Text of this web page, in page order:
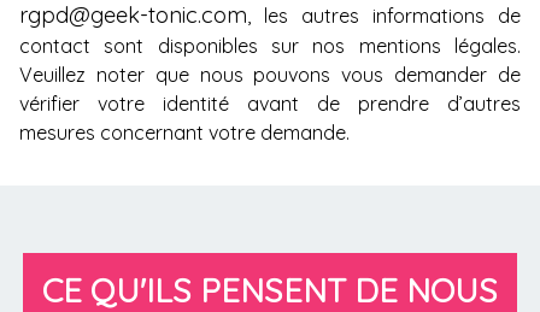
rgpd@geek-tonic.com, les autres informations de
contact sont disponibles sur nos mentions légales.
Veuillez noter que nous pouvons vous demander de
vérifier votre identité avant de prendre d’autres
mesures concernant votre demande.
CE QU'ILS PENSENT DE NOUS